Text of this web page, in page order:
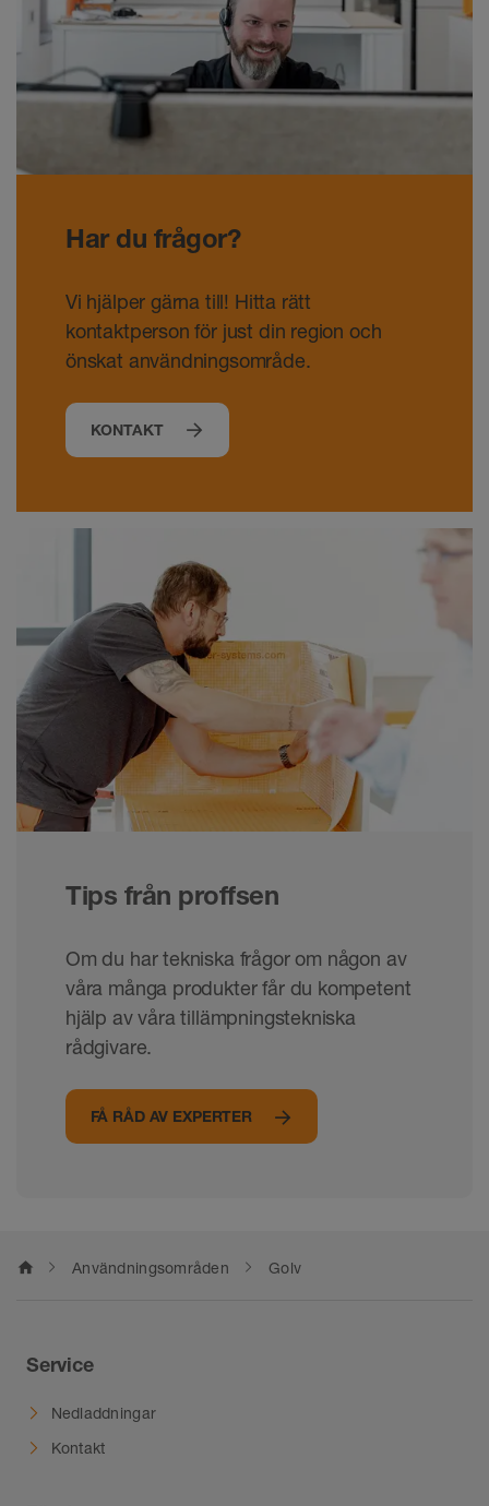
Har du frågor?
Vi hjälper gärna till! Hitta rätt
kontaktperson för just din region och
önskat användningsområde.
KONTAKT
Tips från proffsen
Om du har tekniska frågor om någon av
våra många produkter får du kompetent
hjälp av våra tillämpningstekniska
rådgivare.
FÅ RÅD AV EXPERTER
home Användningsområden Golv
Service
Nedladdningar
Kontakt